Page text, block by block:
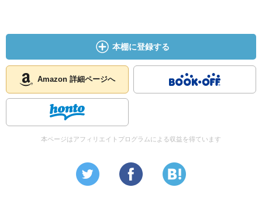
本棚に登録する
Amazon 詳細ページへ
本ページはアフィリエイトプログラムによる収益を得ています